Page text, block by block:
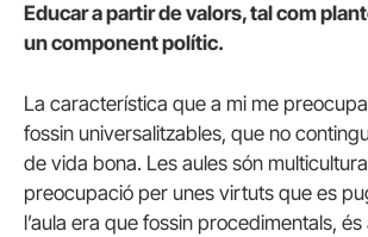
Educar a partir de valors, tal com
un component polític.
La característica que a mi me
fossin universalitzables, que no
de vida bona. Les aules són
preocupació per unes virtuts que es
l’aula era que fossin procedimentals, és